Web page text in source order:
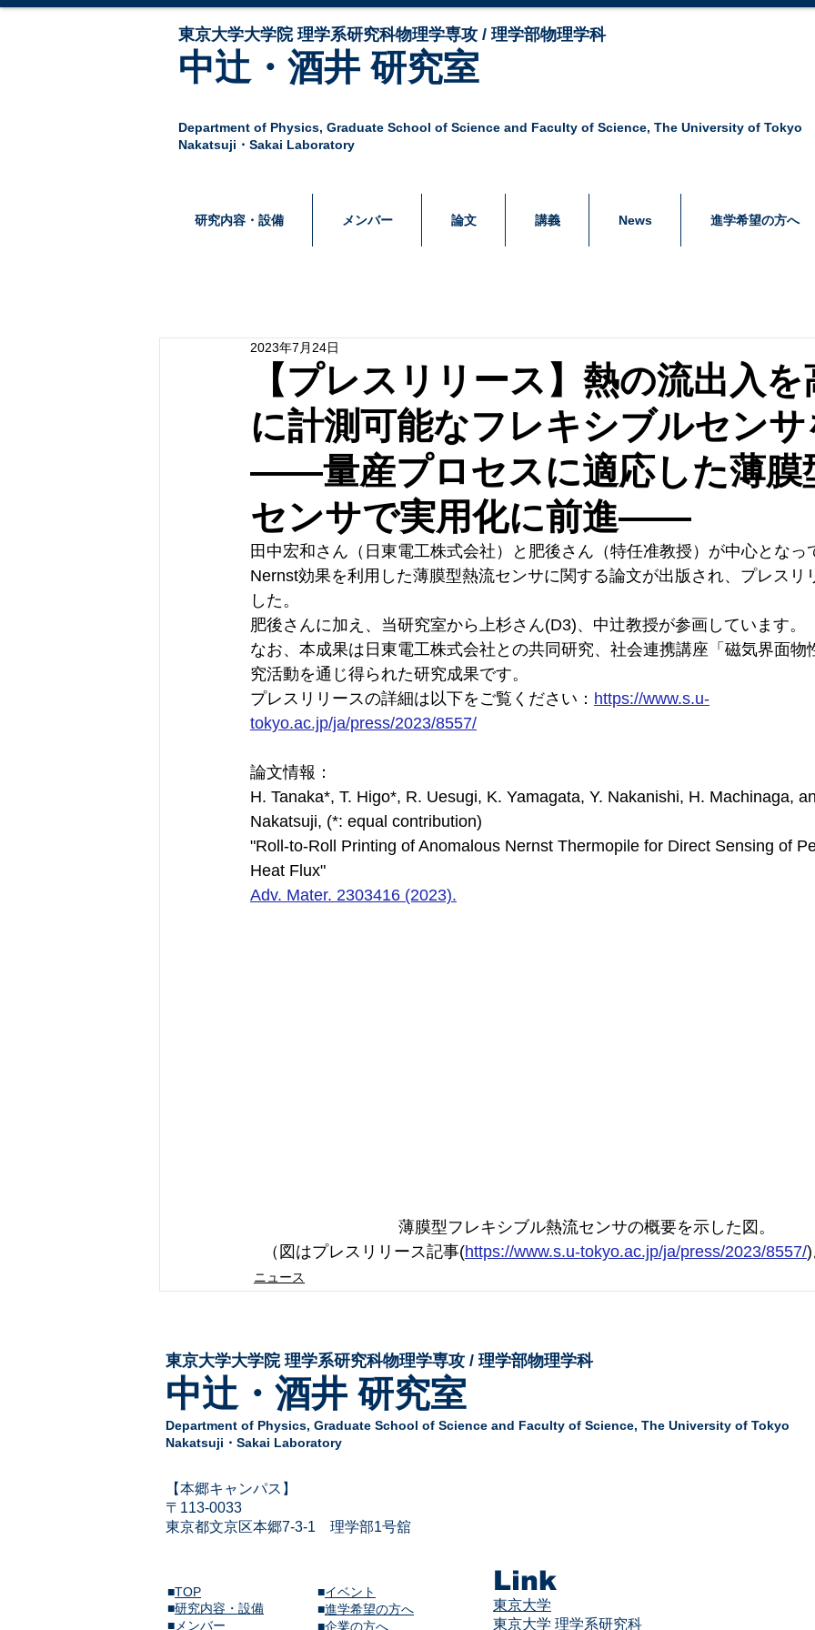
東京大学大学院 ​理学系研究科物理学専攻 / 理学部物理学科
中辻・酒井 研究室
Department of Physics, Graduate School of Science and Faculty of Science, The University of Tokyo
Nakatsuji・Sakai Laboratory
研究内容・設備 メンバー 論文 講義 News 進学希望の方へ
【プレスリリース】熱の流出入
に計測可能なフレキシブルセン
――量産プロセスに適応した薄膜
センサで実用化に前進――
2023年7月24日
田中宏和さん（日東電工株式会社）と肥後さん（特任准教授）が中心となっ
Nernst効果を利用した薄膜型熱流センサに関する論文が出版され、プレスリ
した。
肥後さんに加え、当研究室から上杉さん(D3)、中辻教授が参画しています。
なお、本成果は日東電工株式会社との共同研究、社会連携講座「磁気界面物
究活動を通じ得られた研究成果です。
プレスリリースの詳細は以下をご覧ください： https://www.s.u-
tokyo.ac.jp/ja/press/2023/8557/
論文情報：
H. Tanaka*, T. Higo*, R. Uesugi, K. Yamagata, Y. Nakanishi, H. Machinaga,
Nakatsuji, (*: equal contribution)
"Roll-to-Roll Printing of Anomalous Nernst Thermopile for Direct Sensing of
Heat Flux"
Adv. Mater. 2303416 (2023).
薄膜型フレキシブル熱流センサの概要を示した図。
（図はプレスリリース記事(https://www.s.u-tokyo.ac.jp/ja/press/2023/8557/)
ニュース
東京大学大学院 ​理学系研究科物理学専攻 / 理学部物理学科
中辻・酒井 研究室
Department of Physics, Graduate School of Science and Faculty of Science, The University of Tokyo
Nakatsuji・Sakai Laboratory
​【本郷キャンパス】
〒113-0033
東京都文京区本郷7-3-1
理学部1号舘
■TOP
■研究内容・設備
■メンバー
■イベント
​■進学希望の方へ
■企業の方へ
Link
東京大学
東京大学 理学系研究科